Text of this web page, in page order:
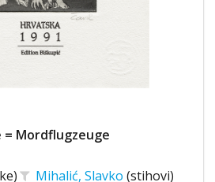
Mordflugzeuge
Mihalić, Slavko (stihovi)